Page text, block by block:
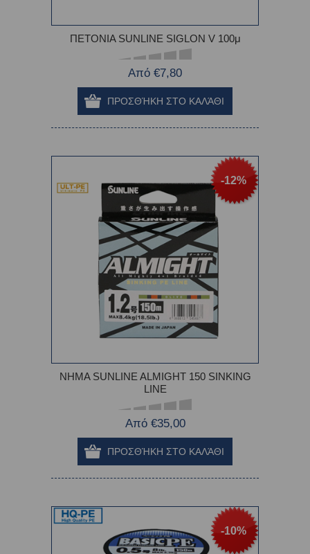
ΠΕΤΟΝΙΑ SUNLINE SIGLON V 100μ
Από €7,80
-12%
ΝΗΜΑ SUNLINE ALMIGHT 150 SINKING
LINE
Από €35,00
-10%